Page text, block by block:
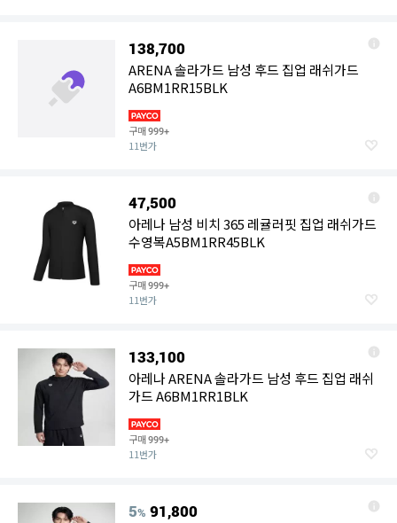
138,700
ARENA 솔라가드 남성 후드 집업 래쉬가드
A6BM1RR15BLK
구매999+
11번가
47,500
아레나 남성 비치 365 레귤러핏 집업 래쉬가드
수영복A5BM1RR45BLK
구매999+
11번가
133,100
아레나 ARENA 솔라가드 남성 후드 집업 래쉬
가드 A6BM1RR1BLK
구매999+
11번가
5% 91,800